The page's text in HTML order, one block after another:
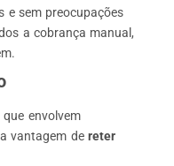
e sem preocupações
a cobrança manual,
envolvem
vantagem dereter